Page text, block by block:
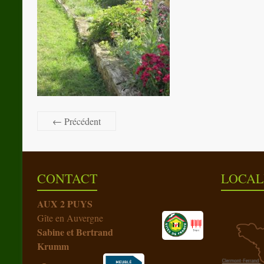
← Précédent
CONTACT
AUX 2 PUYS
Gîte en Auvergne
Sabine et Bertrand
Krumm